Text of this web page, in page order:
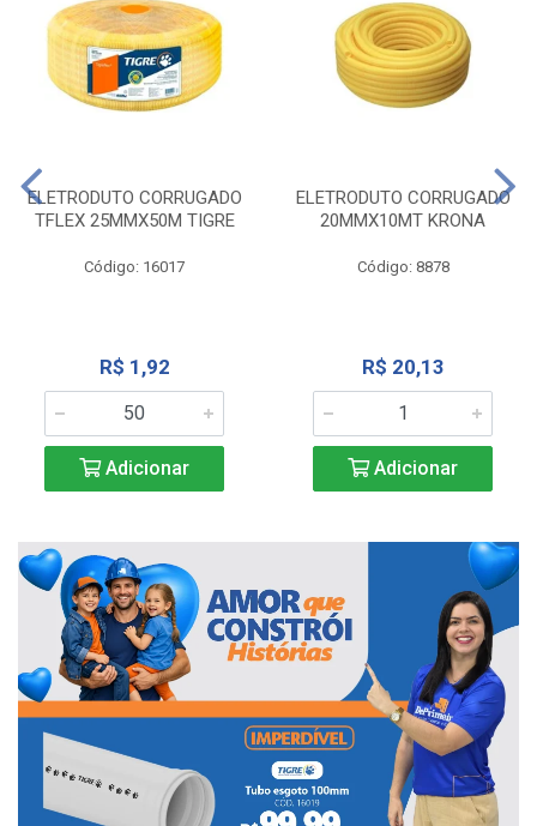
ELETRODUTO CORRUGADO
TFLEX 25MMX50M TIGRE
Código: 16017
R$ 1,92
Adicionar
ELETRODUTO CORRUGADO
20MMX10MT KRONA
Código: 8878
R$ 20,13
Adicionar